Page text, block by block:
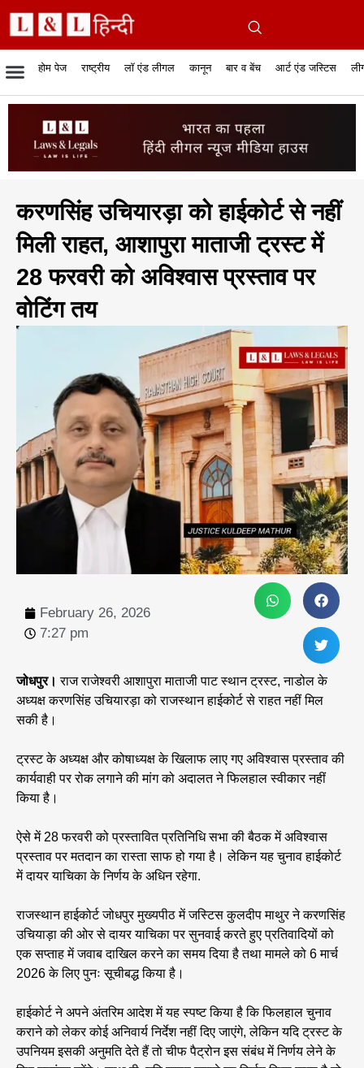
होम पेज राष्ट्रीय
रिपोर्टेबल जजमेंट सुप्रीम कोर्ट हाईकोर्ट
लॉ एंड लीगल
रिसर्च एनालाईसिस एंड लॉ केस स्टेटस
कानून
व्यापार में कानून फिल्में और कानून
बार व बेंच
बार एसोसिएशन बार
आर्ट एंड जस्टिस
जस्टिस एंड जस्टिस
करणसिंह उचियारड़ा को हाईकोर्ट से नहीं
मिली राहत, आशापुरा माताजी ट्रस्ट में
28 फरवरी को अविश्वास प्रस्ताव पर
वोटिंग तय
February 26, 2026
7:27 pm
जोधपुर।राज राजेश्वरी आशापुरा माताजी पाट स्थान ट्रस्ट, नाडोल के
अध्यक्ष करणसिंह उचियारड़ा को राजस्थान हाईकोर्ट से राहत नहीं मिल
सकी है।
ट्रस्ट के अध्यक्ष और कोषाध्यक्ष के खिलाफ लाए गए अविश्वास प्रस्ताव की
कार्यवाही पर रोक लगाने की मांग को अदालत ने फिलहाल स्वीकार नहीं
किया है।
ऐसे में 28 फरवरी को प्रस्तावित प्रतिनिधि सभा की बैठक में अविश्वास
प्रस्ताव पर मतदान का रास्ता साफ हो गया है। लेकिन यह चुनाव हाईकोर्ट
में दायर याचिका के निर्णय के अधिन रहेगा.
राजस्थान हाईकोर्ट जोधपुर मुख्यपीठ में जस्टिस कुलदीप माथुर ने करणसिंह
उचियाड़ा की ओर से दायर याचिका पर सुनवाई करते हुए प्रतिवादियों को
एक सप्ताह में जवाब दाखिल करने का समय दिया है तथा मामले को 6 मार्च
2026 के लिए पुनः सूचीबद्ध किया है।
हाईकोर्ट ने अपने अंतरिम आदेश में यह स्पष्ट किया है कि फिलहाल चुनाव
कराने को लेकर कोई अनिवार्य निर्देश नहीं दिए जाएंगे, लेकिन यदि ट्रस्ट के
उपनियम इसकी अनुमति देते हैं तो चीफ पैट्रोन इस संबंध में निर्णय लेने के